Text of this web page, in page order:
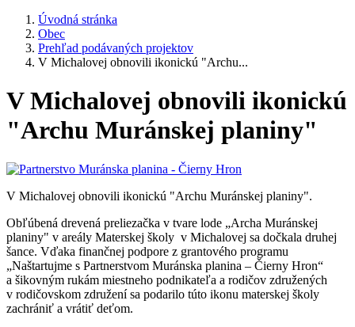
Úvodná stránka
Obec
Prehľad podávaných projektov
V Michalovej obnovili ikonickú "Archu...
V Michalovej obnovili ikonickú
"Archu Muránskej planiny"
V Michalovej obnovili ikonickú "Archu Muránskej planiny".
Obľúbená drevená preliezačka v tvare lode „Archa Muránskej
planiny" v areály Materskej školy v Michalovej sa dočkala druhej
šance. Vďaka finančnej podpore z grantového programu
„Naštartujme s Partnerstvom Muránska planina – Čierny Hron“
a šikovným rukám miestneho podnikateľa a rodičov združených
v rodičovskom združení sa podarilo túto ikonu materskej školy
zachrániť a vrátiť deťom.